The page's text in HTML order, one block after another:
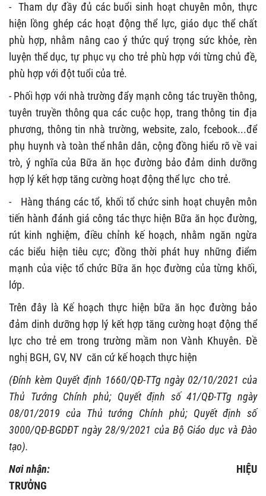
- Tham dự đầy đủ các buổi sinh hoạt chuyên môn, thực
hiện lồng ghép các hoạt động thể lực, giáo dục thể chất
phù hợp, nhằm nâng cao ý thức quý trọng sức khỏe, rèn
luyện thể dục, tự phục vụ cho trẻ phù hợp với từng chủ đề,
phù hợp với đột tuổi của trẻ.
- Phối hợp với nhà trường đẩy mạnh công tác truyền thông,
tuyên truyền thông qua các cuộc họp, trang thông tin địa
phương, thông tin nhà trường, website, zalo, fcebook...để
phụ huynh và toàn thể nhân dân, cộng đồng hiểu rõ về vai
trò, ý nghĩa của Bữa ăn học đường bảo đảm dinh dưỡng
hợp lý kết hợp tăng cường hoạt động thể lực cho trẻ.
-
Hàng tháng các tổ, khối tổ chức sinh hoạt chuyên môn
tiến hành đánh giá công tác thực hiện Bữa ăn học đường,
rút kinh nghiệm, điều chỉnh kế hoạch, nhằm ngăn ngừa
các biểu hiện tiêu cực; đồng thời phát huy những điểm
mạnh của việc tổ chức Bữa ăn học đường của từng khối,
lớp.
Trên đây là Kế hoạch thực hiện bữa ăn học đường bảo
đảm dinh dưỡng hợp lý kết hợp tăng cường hoạt động thể
lực cho trẻ em trong trường mầm non Vành Khuyên. Đề
nghị BGH, GV, NV căn cứ kế hoạch thực hiện
(Đính kèm Quyết định 1660/QĐ-TTg ngày 02/10/2021 của
Thủ Tướng Chính phủ; Quyết định số 41/QĐ-TTg ngày
08/01/2019 của Thủ tướng Chính phủ; Quyết định số
3000/QĐ-BGDĐT ngày 28/9/2021 của Bộ Giáo dục và Đào
tạo).
Nơi nhận:
HIỆU
TRƯỞNG